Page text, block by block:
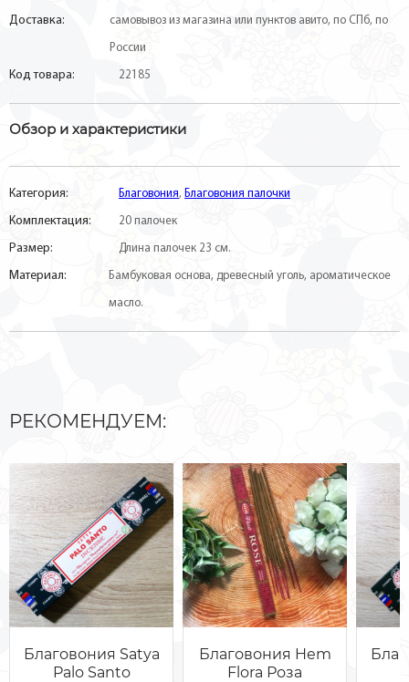
Доставка: самовывоз из магазина или пунктов авито, по СПб, по
России
Код товара: 22185
Обзор и характеристики
Категория: Благовония, Благовония палочки
Комплектация: 20 палочек
Размер: Длина палочек 23 см.
Материал: Бамбуковая основа, древесный уголь, ароматическое
масло.
РЕКОМЕНДУЕМ:
Благовония Satya
Palo Santo
Благовония Hem
Flora Роза